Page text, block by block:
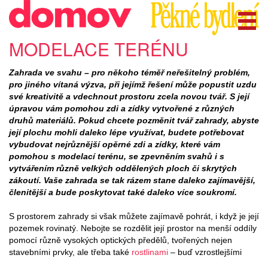
MODELACE TERÉNU
Zahrada ve svahu – pro někoho téměř neřešitelný problém,
pro jiného vítaná výzva, při jejímž řešení může popustit uzdu
své kreativitě a vdechnout prostoru zcela novou tvář. S její
úpravou vám pomohou zdi a zídky vytvořené z různých
druhů materiálů. Pokud chcete pozměnit tvář zahrady, abyste
její plochu mohli daleko lépe využívat, budete potřebovat
vybudovat nejrůznější opěrné zdi a zídky, které vám
pomohou s modelací terénu, se zpevněním svahů i s
vytvářením různě velkých oddělených ploch či skrytých
zákoutí. Vaše zahrada se tak rázem stane daleko zajímavější,
členitější a bude poskytovat také daleko více soukromí.
S prostorem zahrady si však můžete zajímavě pohrát, i když je její
pozemek rovinatý. Nebojte se rozdělit její prostor na menší oddíly
pomocí různě vysokých optických předělů, tvořených nejen
stavebními prvky, ale třeba také rostlinami – buď vzrostlejšími